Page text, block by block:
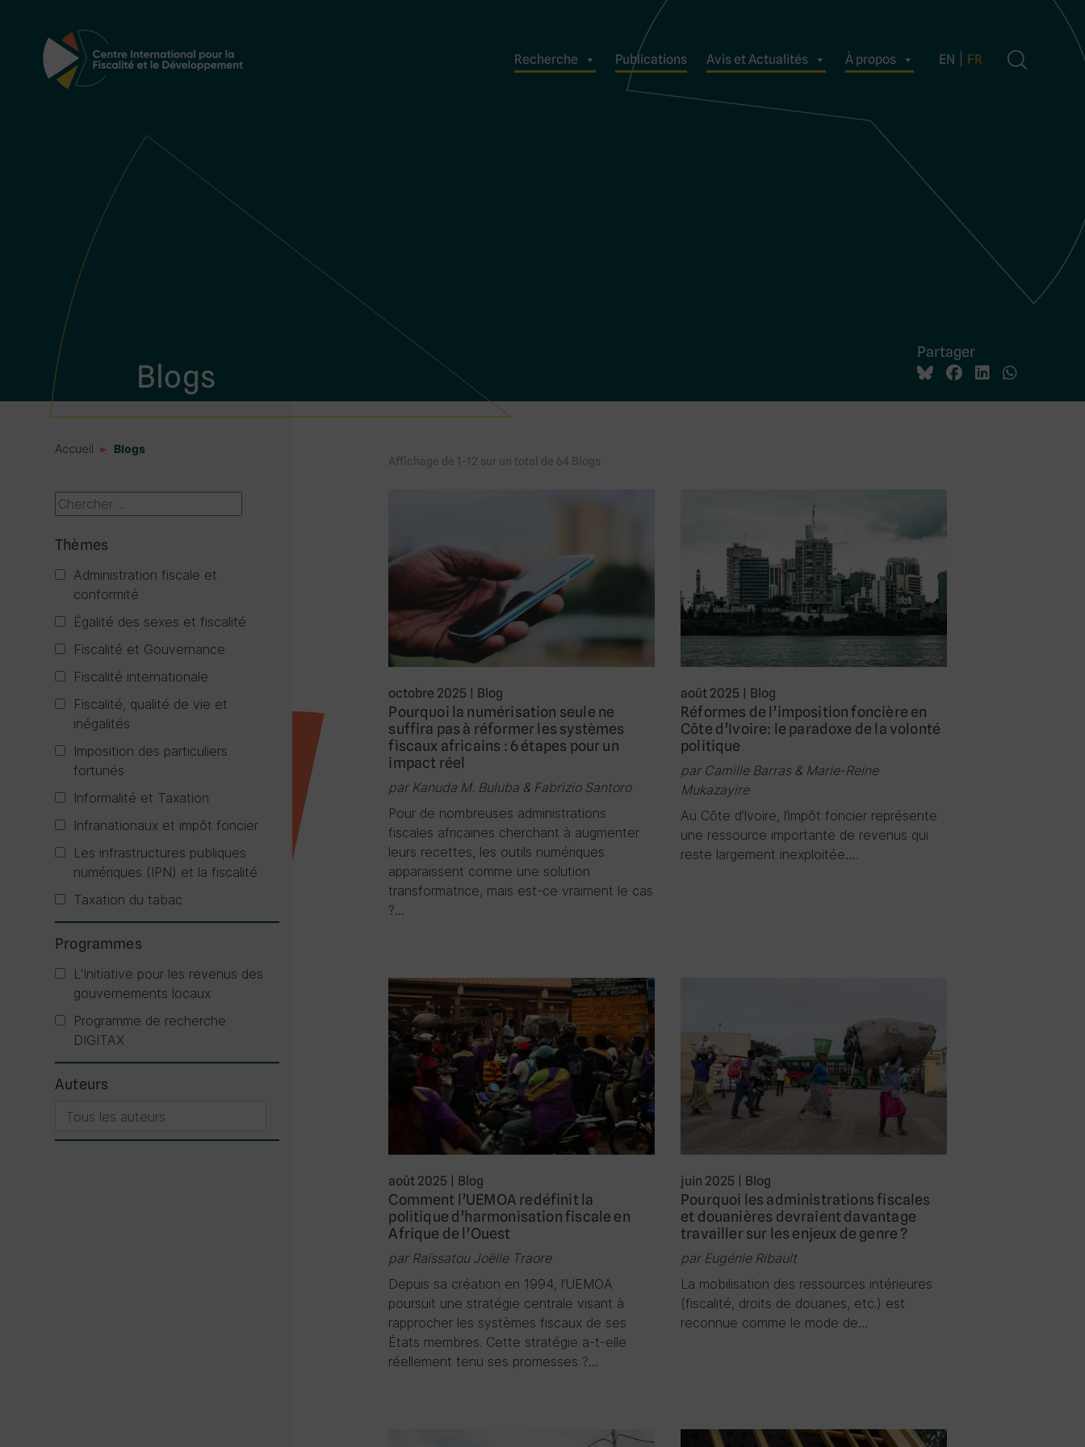
Navigation principale Recherche Publications Avis et Actualités À propos EN FR
Blogs
Partager
Accueil Blogs
Thèmes
Administration fiscale et
conformité
Égalité des sexes et fiscalité
Fiscalité et Gouvernance
Fiscalité internationale
Fiscalité, qualité de vie et
inégalités
Imposition des particuliers
fortunés
Informalité et Taxation
Infranationaux et impôt foncier
Les infrastructures publiques
numériques (IPN) et la fiscalité
Taxation du tabac
Programmes
L'Initiative pour les revenus des
gouvernements locaux
Programme de recherche
DIGITAX
Auteurs
Affichage de 1-12 sur un total de 64 Blogs
octobre 2025 | Blog
Pourquoi la numérisation seule ne
suffira pas à réformer les systèmes
fiscaux africains : 6 étapes pour un
impact réel
par Kanuda M. Buluba & Fabrizio Santoro
Pour de nombreuses administrations
fiscales africaines cherchant à augmenter
leurs recettes, les outils numériques
apparaissent comme une solution
transformatrice, mais est-ce vraiment le cas
?…
août 2025 | Blog
Réformes de l’imposition foncière en
Côte d’Ivoire: le paradoxe de la volonté
politique
par Camille Barras & Marie-Reine
Mukazayire
Au Côte d’Ivoire, l’impôt foncier représente
une ressource importante de revenus qui
reste largement inexploitée….
août 2025 | Blog
Comment l’UEMOA redéfinit la
politique d’harmonisation fiscale en
Afrique de l’Ouest
par Raïssatou Joëlle Traore
Depuis sa création en 1994, l’UEMOA
poursuit une stratégie centrale visant à
rapprocher les systèmes fiscaux de ses
États membres. Cette stratégie a-t-elle
réellement tenu ses promesses ?…
juin 2025 | Blog
Pourquoi les administrations fiscales
et douanières devraient davantage
travailler sur les enjeux de genre ?
par Eugénie Ribault
La mobilisation des ressources intérieures
(fiscalité, droits de douanes, etc.) est
reconnue comme le mode de…